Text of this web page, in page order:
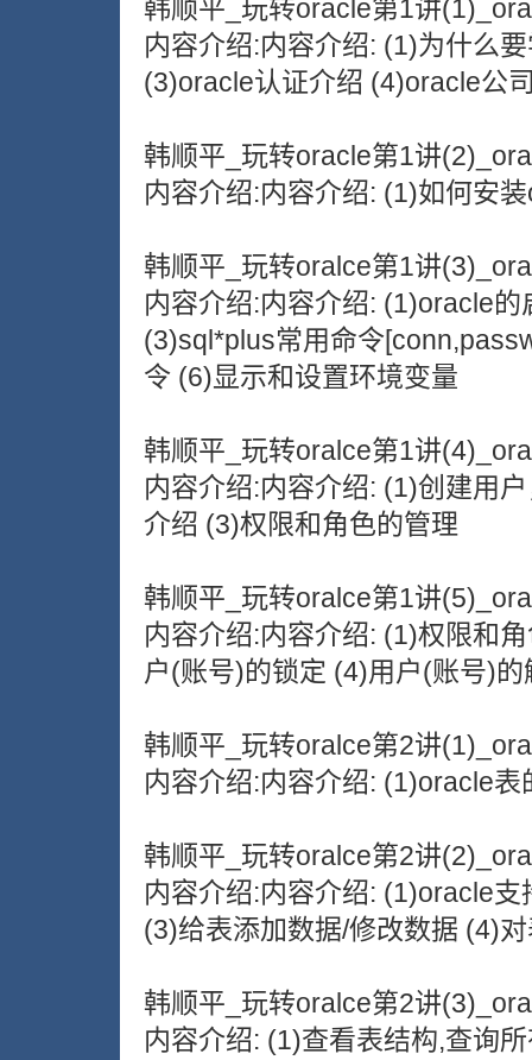
韩顺平_玩转oracle第1讲
内容介绍:内容介绍: (1)为什么
(3)oracle认证介绍 (4)oracle公
韩顺平_玩转oracle第1讲
内容介绍:内容介绍: (1)如何安
韩顺平_玩转oralce第1讲
内容介绍:内容介绍: (1)oracle
(3)sql*plus常用命令
令 (6)显示和设置环境变量
韩顺平_玩转oralce第1讲
内容介绍:内容介绍: (1)创建用
介绍 (3)权限和角色的管理
韩顺平_玩转oralce第1讲
内容介绍:内容介绍: (1)权限和
户(账号)的锁定 (4)用户(账号)
韩顺平_玩转oralce第2讲
内容介绍:内容介绍: (1)oracle
韩顺平_玩转oralce第2讲
内容介绍:内容介绍: (1)oracle
(3)给表添加数据/修改数据 (4)
韩顺平_玩转oralce第2讲
内容介绍: (1)查看表结构,查询